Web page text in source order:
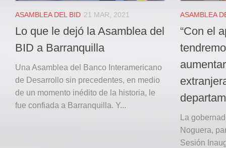
ASAMBLEA DEL BID 21 MAR, 2021
Lo que le dejó la Asamblea del
BID a Barranquilla
Una Asamblea del Banco Interamericano
de Desarrollo sin precedentes, en medio
de un momento inédito de la historia, le
fue confiada a Barranquilla. Y...
ASAMBLEA
“Con el
La
Noguera,
Sesión